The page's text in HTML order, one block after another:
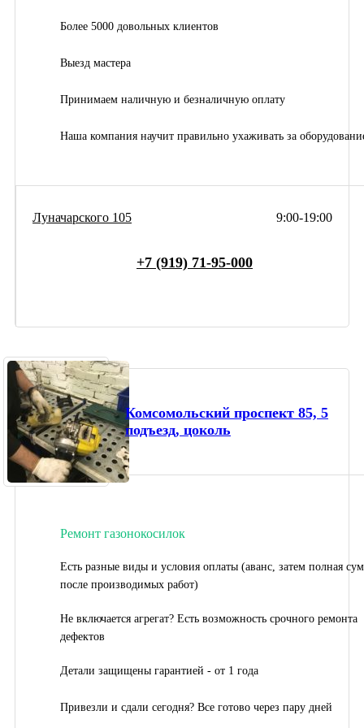
Более 5000 довольных клиентов
Выезд мастера
Принимаем наличную и безналичную оплату
Наша компания научит правильно ухаживать за
9:00-19:00
Луначарского 105
+7 (919) 71-95-000
Комсомольский проспект 85, 5
подъезд, цоколь
Ремонт газонокосилок
Есть разные виды и условия оплаты (аванс, затем полная
после производимых работ)
Не включается агрегат? Есть возможность срочного ремонта
дефектов
Детали защищены гарантией - от 1 года
Привезли и сдали сегодня? Все готово через пару дней